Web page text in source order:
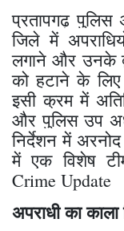
​प्रतापगढ़ पुलिस
जिले में
लगाने और उनके
को हटाने के लिए
इसी क्रम में
और पुलिस उप
निर्देशन में
में एक विशेष
Crime Update
अपराधी का काला